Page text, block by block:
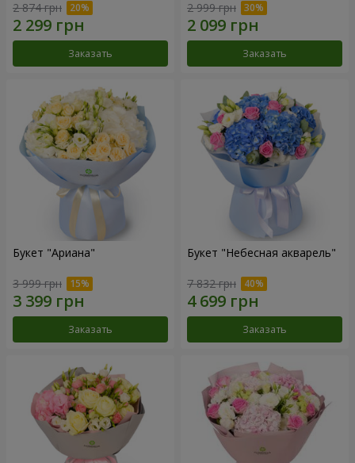
2 874 грн
Заказать
2 999 грн
Заказать
Букет "Ариана"
3 999 грн
Заказать
Букет "Небесная акварель"
7 832 грн
Заказать